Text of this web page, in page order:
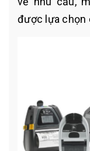
được lựa chọn